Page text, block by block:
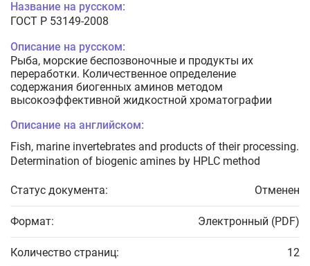
Название на русском:
ГОСТ Р 53149-2008
Описание на русском:
Рыба, морские беспозвоночные и продукты их
переработки. Количественное определение
содержания биогенных аминов методом
высокоэффективной жидкостной хроматографии
Описание на английском:
Fish, marine invertebrates and products of their processing.
Determination of biogenic amines by HPLC method
Статус документа: Отменен
Формат: Электронный (PDF)
Количество страниц: 12